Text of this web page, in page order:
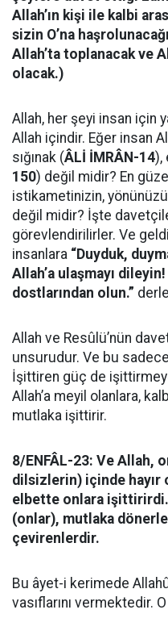
Allah’ın kişi ile kalbi
sizin O’na
Allah’ta toplanacak ve
olacak.)
Allah, her şeyi insan için
Allah içindir. Eğer insan
sığınak (ÂLİ İMRÂN-14),
150) değil midir? En
istikametinizin,
değil midir? İşte
görevlendirilirler. Ve
insanlara “Duyduk,
Allah’a ulaşmayı
dostlarından olun.”
Allah ve Resûlü’nün
unsurudur. Ve bu
İşittiren güç de
Allah’a meyil olanlara,
mutlaka işittirir.
8/ENFÂL-23: Ve Allah,
dilsizlerin) içinde hayır
elbette onlara
(onlar), mutlaka
çevirenlerdir.
Bu âyet-i kerimede
vasıflarını vermektedir.